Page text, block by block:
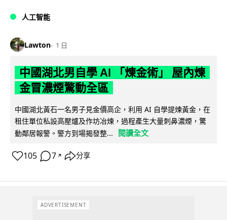
人工智能
Lawton 1 日
中國湖北男自學 AI 「煉金術」 屋內煉
金冒濃煙驚動全區
中國湖北黃石一名男子見金價高企，利用 AI 自學提煉黃金，在
租住單位私設高壓爐及作坊冶煉，過程產生大量刺鼻濃煙，驚
動鄰居報警。警方到場揭發整...
閱讀全文
105 7 ↗ 分享
ADVERTISEMENT